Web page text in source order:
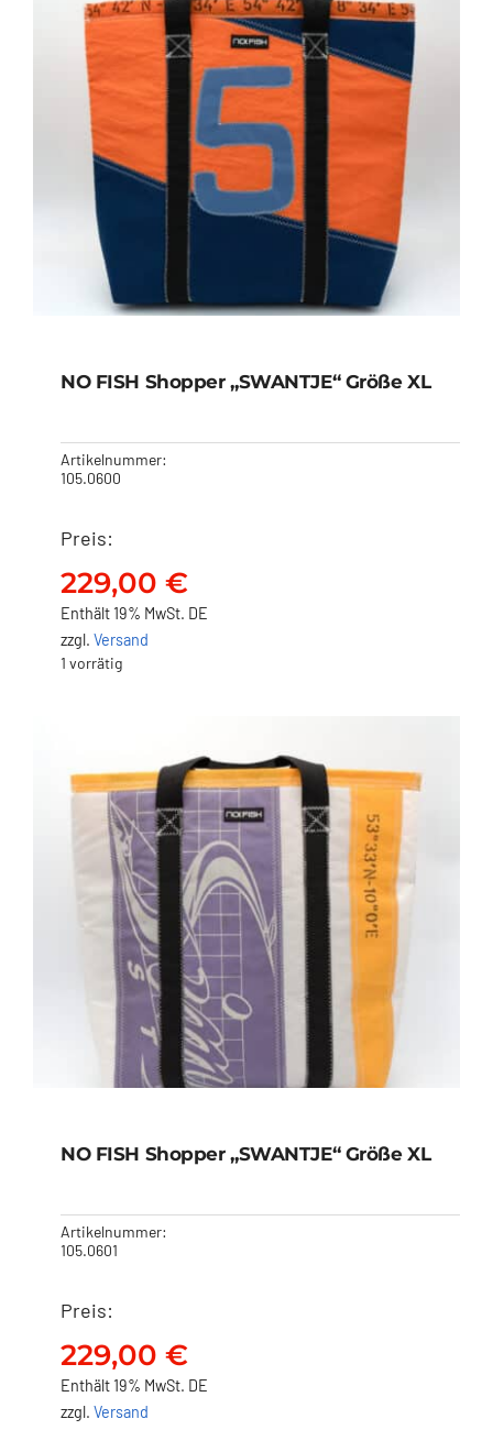
„SWANTJE“ Größe XL
229,00
NO FISH Shopper „SWANTJE“ Größe XL
Artikelnummer:
105.0600
Preis:
229,00 €
Enthält 19% MwSt. DE
zzgl. Versand
1 vorrätig
„SWANTJE“ Größe XL
229,00
NO FISH Shopper „SWANTJE“ Größe XL
Artikelnummer:
105.0601
Preis:
229,00 €
Enthält 19% MwSt. DE
zzgl. Versand